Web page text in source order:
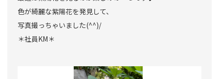
色が綺麗な紫陽花を発見して、
写真撮っちゃいました(^^)/
＊社員KM＊